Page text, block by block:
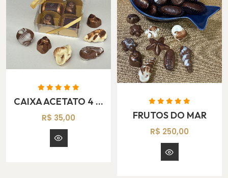
CAIXA ACETATO 4 BOMBONS FRUTOS DO MAR
R$ 35,00 FRUTOS DO MAR
R$ 250,00